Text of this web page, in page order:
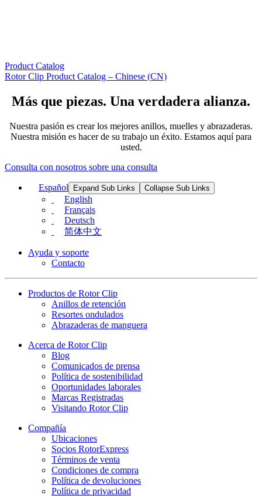
Product Catalog
Rotor Clip Product Catalog – Chinese (CN)
Más que piezas. Una verdadera alianza.
Nuestra pasión es crear los mejores anillos, muelles y abrazaderas.
Nuestra misión es hacer de su trabajo un éxito. Estamos aquí para
usted.
Consulta con nosotros sobre una consulta
Español Expand Sub Links Collapse Sub Links
English
Français
Deutsch
简体中文
Ayuda y soporte
Contacto
Productos de Rotor Clip
Anillos de retención
Resortes ondulados
Abrazaderas de manguera
Acerca de Rotor Clip
Blog
Comunicados de prensa
Política de sostenibilidad
Oportunidades laborales
Marcas Registradas
Visitando Rotor Clip
Compañía
Ubicaciones
Socios RotorExpress
Términos de venta
Condiciones de compra
Política de devoluciones
Política de privacidad